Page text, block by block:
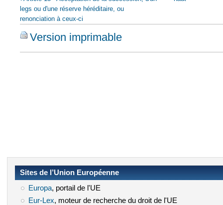
legs ou d'une réserve héréditaire, ou
renonciation à ceux-ci
Version imprimable
Sites de l’Union Européenne
Europa(le lien est externe)
, portail de l'UE
Eur-Lex (le lien est externe)
, moteur de recherche du droit de l'UE